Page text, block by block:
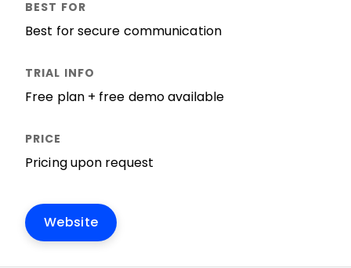
Best for secure communication
Free plan + free demo available
Pricing upon request
Website